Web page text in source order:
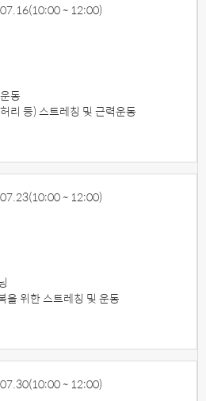
(10:00 ~ 12:00)
동
리 등) 스트레칭 및 근력운동
(10:00 ~ 12:00)
을 위한 스트레칭 및 운동
(10:00 ~ 12:00)